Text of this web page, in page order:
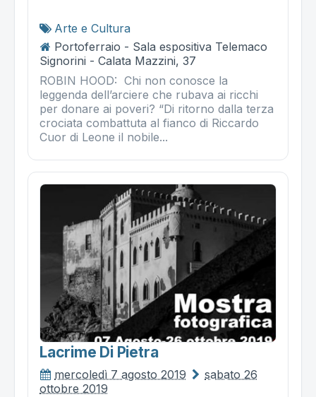
Arte e Cultura
Portoferraio - Sala espositiva Telemaco
Signorini - Calata Mazzini, 37
ROBIN HOOD: Chi non conosce la
leggenda dell’arciere che rubava ai ricchi
per donare ai poveri? “Di ritorno dalla terza
crociata combattuta al fianco di Riccardo
Cuor di Leone il nobile...
Lacrime Di Pietra
mercoledì 7 agosto 2019
sabato 26
ottobre 2019